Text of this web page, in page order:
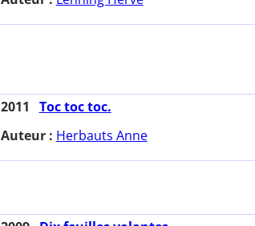
2011
Toc toc toc.
Auteur : Herbauts Anne